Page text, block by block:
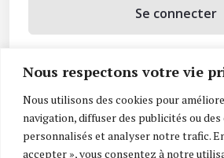
Nous respectons votre vie
Nous utilisons des cookies pour
navigation, diffuser des publicités ou des
personnalisés et analyser notre trafic.
accepter », vous consentez à notre
Se connecter
Mot de passe oublié ?
Vous n’avez pas de compte ?